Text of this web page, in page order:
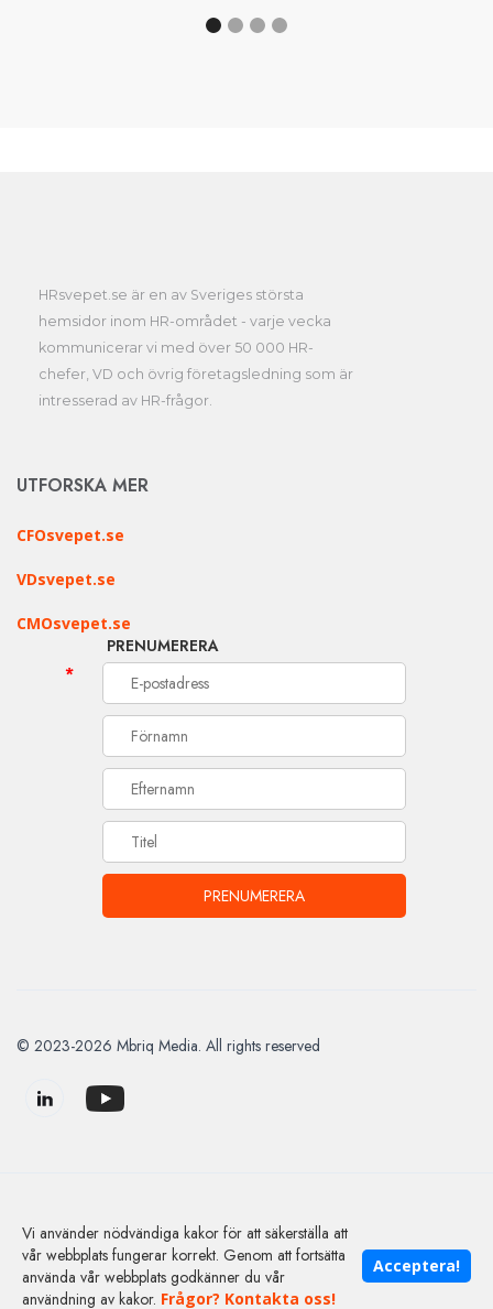
HRsvepet.se är en av Sveriges största
hemsidor inom HR-området - varje vecka
kommunicerar vi med över 50 000 HR-
chefer, VD och övrig företagsledning som är
intresserad av HR-frågor.
UTFORSKA MER
CFOsvepet.se
VDsvepet.se
CMOsvepet.se
PRENUMERERA
*
© 2023-2026 Mbriq Media. All rights reserved
HRsvepet.se - siten för dig med personalansvar.
Vi använder nödvändiga kakor för att säkerställa att
vår webbplats fungerar korrekt. Genom att fortsätta
använda vår webbplats godkänner du vår
användning av kakor. Frågor? Kontakta oss!
Acceptera!